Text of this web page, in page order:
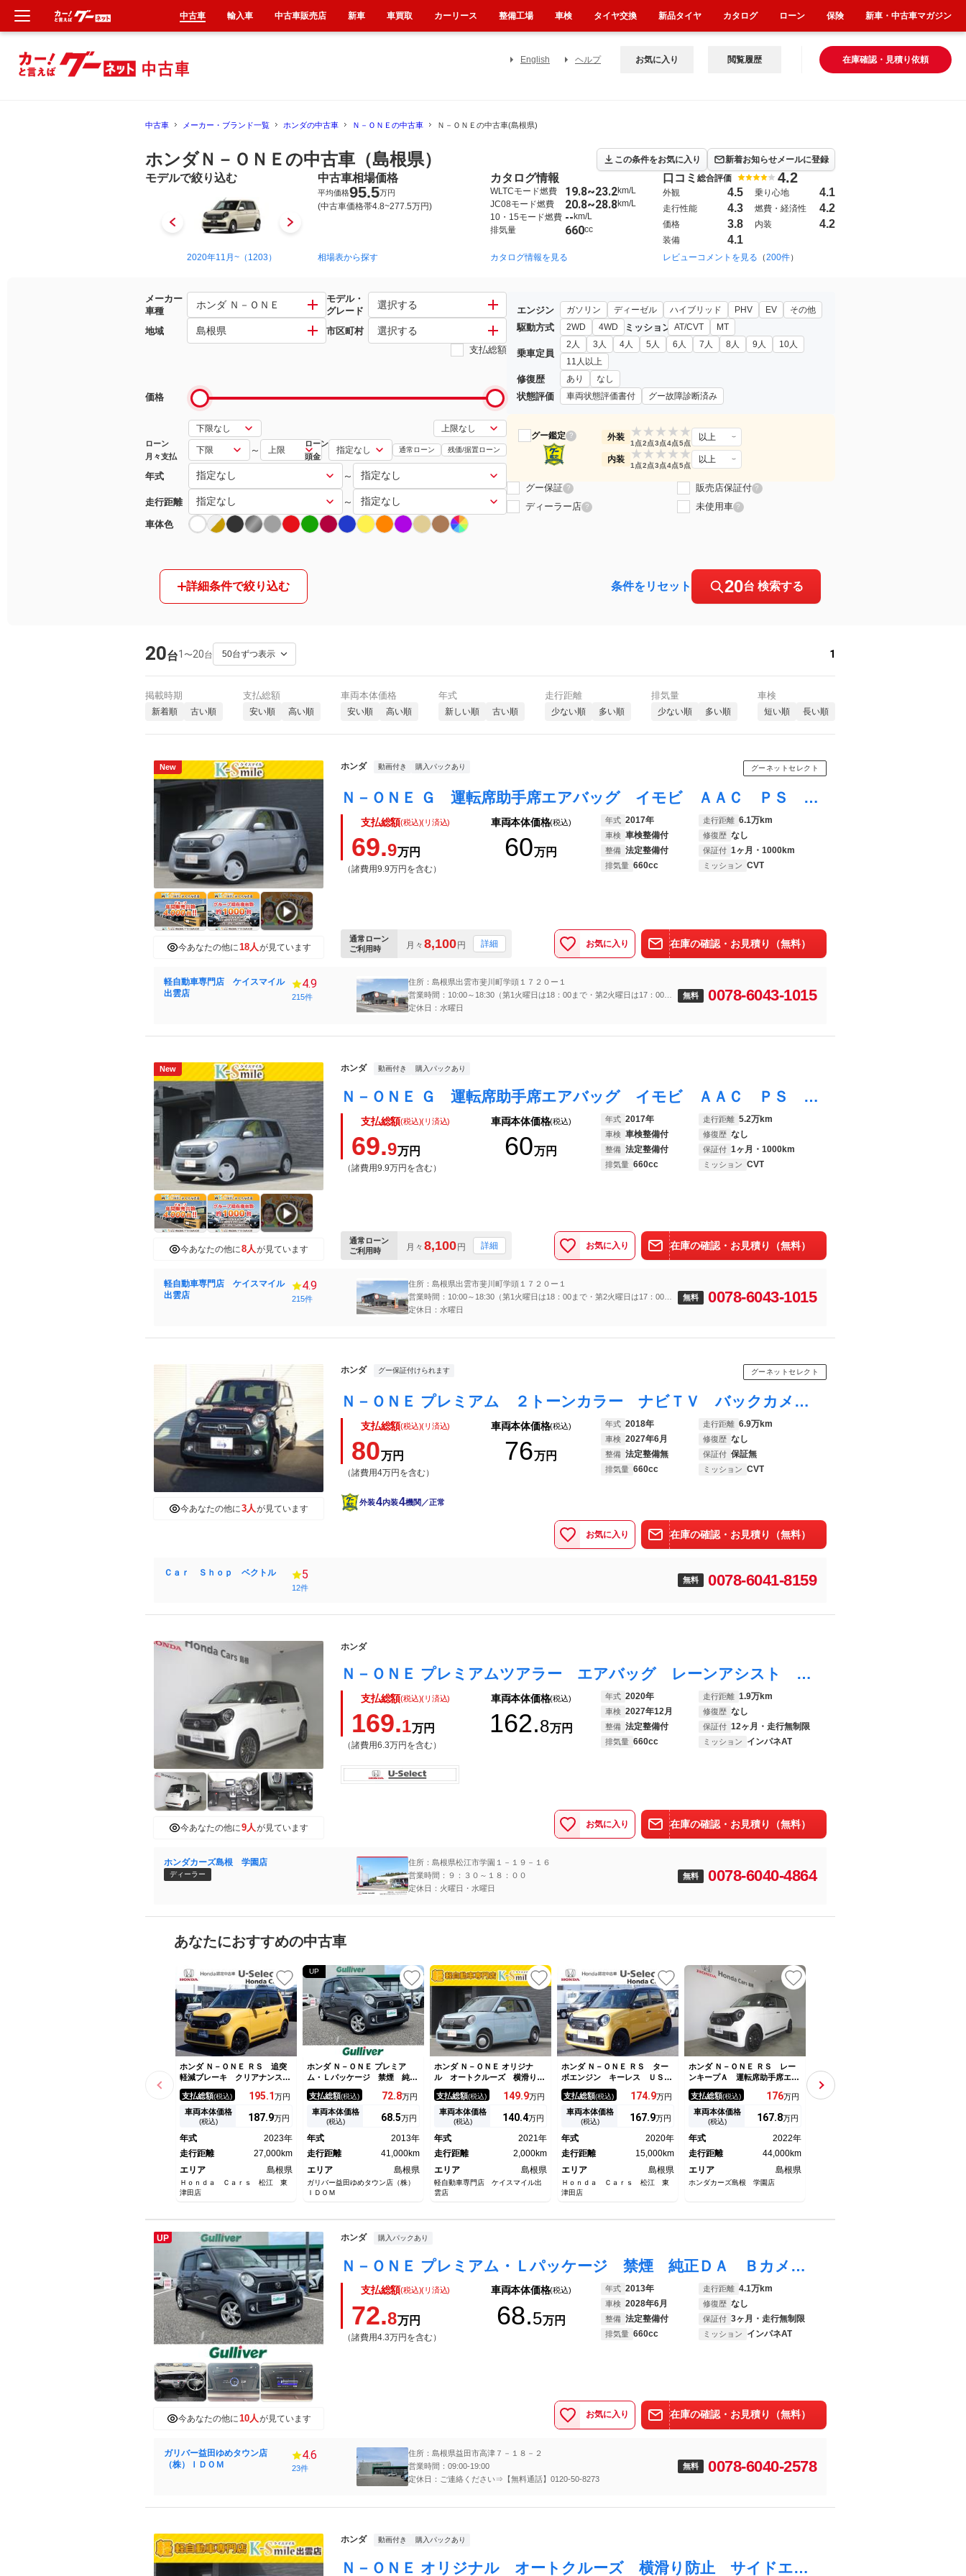
English ヘルプ 在庫確認・見積り依頼
お気に入り 閲覧履歴
中古車 メーカー・ブランド一覧 ホンダの中古車 Ｎ－ＯＮＥの中古車 Ｎ－ＯＮＥの中古車(島根県)
ホンダＮ－ＯＮＥの中古車（島根県） この条件をお気に入り 新着お知らせメールに登録
モデルで絞り込む
2020年11月~（1203） 2012年11月~2020年3月（1940） 2020年11月~（1203）
中古車相場価格
平均価格95.5万円
(中古車価格帯4.8~277.5万円)
相場表から探す
カタログ情報
WLTCモード燃費 19.8~23.2km/L
JC08モード燃費
20.8~28.8km/L
10・15モード燃費 -- km/L
排気量
660cc
カタログ情報を見る
口コミ 総合評価 4.2
外観 4.5 乗り心地 4.1
走行性能 4.3 燃費・経済性 4.2
価格 3.8 内装 4.2
装備 4.1
レビューコメントを見る （200件）
メーカー
車種
ホンダ Ｎ－ＯＮＥ
モデル・
グレード
選択する
地域 島根県 市区町村 選択する
支払総額
価格
ローン
月々支払
～
ローン
頭金
通常ローン 残価/据置ローン
年式 ～
走行距離 ～
車体色
エンジン ガソリン ディーゼル ハイブリッド PHV EV その他
駆動方式 2WD 4WD ミッション AT/CVT MT
乗車定員
2人 3人 4人 5人 6人 7人 8人 9人
10人
11人以上
修復歴 あり なし
状態評価 車両状態評価書付 グー故障診断済み
グー鑑定 ? 外装 ★
1点
★
2点
★
3点
★
4点
★
5点
以上
内装 ★
1点
★
2点
★
3点
★
4点
★
5点
以上
グー保証 ? 販売店保証付 ?
ディーラー店 ? 未使用車 ?
詳細条件で絞り込む 条件をリセット 20台 検索する
20台1 〜20台 1
掲載時期
新着順 古い順
支払総額
安い順 高い順
車両本体価格
安い順 高い順
年式
新しい順 古い順
走行距離
少ない順 多い順
排気量
少ない順 多い順
車検
短い順 長い順
New
今あなたの他に18人が見ています
ホンダ 動画付き 購入パックあり グーネットセレクト
Ｎ－ＯＮＥ Ｇ 運転席助手席エアバッグ イモビ ＡＡＣ ＰＳ 運転席エアバック 衝突安全ボディ ＡＢＳ パワーウインド
支払総額(税込)(リ済込)
69.9万円
（諸費用9.9万円を含む）
車両本体価格(税込)
60万円
年式 2017年 走行距離 6.1万km
車検 車検整備付 修復歴 なし
整備 法定整備付 保証付 1ヶ月・1000km
排気量 660cc ミッション CVT
通常ローン
ご利用時
月々 8,100円 詳細 お気に入り 在庫の確認・お見積り（無料）
軽自動車専門店 ケイスマイル
出雲店
4.9
215件
住所：島根県出雲市斐川町学頭１７２０ー１
営業時間：10:00～18:30（第1火曜日は18：00まで・第2火曜日は17：00ま
で）
定休日：水曜日
無料 0078-6043-1015
New
今あなたの他に8人が見ています
ホンダ 動画付き 購入パックあり
Ｎ－ＯＮＥ Ｇ 運転席助手席エアバッグ イモビ ＡＡＣ ＰＳ 運転席エアバック 衝突安全ボディ ＡＢＳ パワーウインド
支払総額(税込)(リ済込)
69.9万円
（諸費用9.9万円を含む）
車両本体価格(税込)
60万円
年式 2017年 走行距離 5.2万km
車検 車検整備付 修復歴 なし
整備 法定整備付 保証付 1ヶ月・1000km
排気量 660cc ミッション CVT
通常ローン
ご利用時
月々 8,100円 詳細 お気に入り 在庫の確認・お見積り（無料）
軽自動車専門店 ケイスマイル
出雲店
4.9
215件
住所：島根県出雲市斐川町学頭１７２０ー１
営業時間：10:00～18:30（第1火曜日は18：00まで・第2火曜日は17：00ま
で）
定休日：水曜日
無料 0078-6043-1015
今あなたの他に3人が見ています
ホンダ グー保証付けられます グーネットセレクト
Ｎ－ＯＮＥ プレミアム ２トーンカラー ナビＴＶ バックカメラ ＥＴＣ ドラレコ
支払総額(税込)(リ済込)
80万円
（諸費用4万円を含む）
車両本体価格(税込)
76万円
年式 2018年 走行距離 6.9万km
車検 2027年6月 修復歴 なし
整備 法定整備無 保証付 保証無
排気量 660cc ミッション CVT
外装4内装4機関／正常
お気に入り 在庫の確認・お見積り（無料）
Ｃａｒ Ｓｈｏｐ ベクトル 5
12件
無料 0078-6041-8159
今あなたの他に9人が見ています
ホンダ
Ｎ－ＯＮＥ プレミアムツアラー エアバッグ レーンアシスト ＬＥＤヘッドライト フルオートエアコン シートヒーター ＥＴＣ ＶＳＡ サイドエアバッグ スマートキー オートクルーズコントロール Ｗエアバッグ
支払総額(税込)(リ済込)
169.1万円
（諸費用6.3万円を含む）
車両本体価格(税込)
162.8万円
年式 2020年 走行距離 1.9万km
車検 2027年12月 修復歴 なし
整備 法定整備付 保証付 12ヶ月・走行無制限
排気量 660cc ミッション インパネAT
お気に入り 在庫の確認・お見積り（無料）
ホンダカーズ島根 学園店
ディーラー
住所：島根県松江市学園１－１９－１６
営業時間：９：３０～１８：００
定休日：火曜日・水曜日
無料 0078-6040-4864
あなたにおすすめの中古車
ホンダ Ｎ－ＯＮＥ ＲＳ 追突
軽減ブレーキ クリアナンスソ
ナー ＬＥＤランプ Ｒカメ
オートＬＥＤ ターボエンジ
ン ＥＳＣ ＤＶＤ再生 ワン
オーナー車 スマキー シート
イト ＡＢＳ キーフリー
支払総額(税込) 195.1万円
車両本体価格
(税込) 187.9万円
年式
2023年
走行距離
27,000km
エリア
島根県
Ｈｏｎｄａ Ｃａｒｓ 松江 東
津田店
UP
ホンダ Ｎ－ＯＮＥ プレミア
ム・Ｌパッケージ 禁煙 純正
ＤＡ Ｂカメラ ＨＤＭＩ Ｕ
ＳＢ ＢＴ 横滑り防止装置
チップアップシート Ｈ．Ｉ．
Ｄ フォグランプ オートライ
ー スペアキー 純正フロアマ
ット 純正アルミホイール
支払総額(税込) 72.8万円
車両本体価格
(税込) 68.5万円
年式
2013年
走行距離
41,000km
エリア
島根県
ガリバー益田ゆめタウン店（株）
ＩＤＯＭ
ホンダ Ｎ－ＯＮＥ オリジナ
ル オートクルーズ 横滑り防
止 サイドエアバッグ コーナ
ーセンサー イモビ ＬＥＤヘ
ッド オートエアコン キーフ
リー ｉストップ パワーウィ
ＷＡＢ エアバッグ ＡＢＳ
支払総額(税込) 149.9万円
車両本体価格
(税込) 140.4万円
年式
2021年
走行距離
2,000km
エリア
島根県
軽自動車専門店 ケイスマイル出
雲店
ホンダ Ｎ－ＯＮＥ ＲＳ ター
ボエンジン キーレス ＵＳＢ
接続 シートヒータ 盗難防止
システム アイドリングストッ
プ機能 オートクルーズコント
ロール ＡＡＣ ＶＳＡ ＬＥ
Ｓ リアセンサー エアＢ
支払総額(税込) 174.9万円
車両本体価格
(税込) 167.9万円
年式
2020年
走行距離
15,000km
エリア
島根県
Ｈｏｎｄａ Ｃａｒｓ 松江 東
津田店
ホンダ Ｎ－ＯＮＥ ＲＳ レー
ンキープＡ 運転席助手席エア
バッグ ＬＥＤヘッドライト付
き サイドエアバッグ エア
Ｂ シートヒータ 横滑り防止
機能 インテリキー オートク
ＡＢＳ キーフリー
支払総額(税込) 176万円
車両本体価格
(税込) 167.8万円
年式
2022年
走行距離
44,000km
エリア
島根県
ホンダカーズ島根 学園店
２ あんしんパッケージ 横滑
り防止装置 ナビ バックカメ
ラ ＥＴＣ 充電用ＵＳＢジャ
支払総額
UP
今あなたの他に 10人 が見ています
ホンダ 購入パックあり
Ｎ－ＯＮＥ プレミアム・Ｌパッケージ 禁煙 純正ＤＡ Ｂカメラ ＨＤＭＩ ＵＳＢ ＢＴ 横滑り防止装置 チップアップシート Ｈ．Ｉ．Ｄ フォグランプ オートライト Ｐスタート スマートキー スペアキー 純正フロアマット 純正アルミホイール
支払総額(税込)(リ済込)
72.8万円
（諸費用4.3万円を含む）
車両本体価格(税込)
68.5万円
年式 2013年 走行距離 4.1万km
車検 2028年6月 修復歴 なし
整備 法定整備付 保証付 3ヶ月・走行無制限
排気量 660cc ミッション インパネAT
お気に入り 在庫の確認・お見積り（無料）
ガリバー益田ゆめタウン店
（株）ＩＤＯＭ
4.6
23件
住所：島根県益田市高津７－１８－２
営業時間：09:00-19:00
定休日：ご連絡ください⇒【無料通話】0120-50-8273
無料 0078-6040-2578
ホンダ 動画付き 購入パックあり
Ｎ－ＯＮＥ オリジナル オートクルーズ 横滑り防止 サイドエアバッグ コーナーセンサー イモビ ＬＥＤヘッド オートエアコン キーフリー ｉストップ パワーウィンドウ パワーステアリング ＷＡＢ エアバッグ ＡＢＳ
中古車 輸入車 中古車販売店 新車 車買取 カーリース 整備工場 車検 タイヤ交換 新品タイヤ カタログ ローン 保険 新車・中古車マガジン
新車